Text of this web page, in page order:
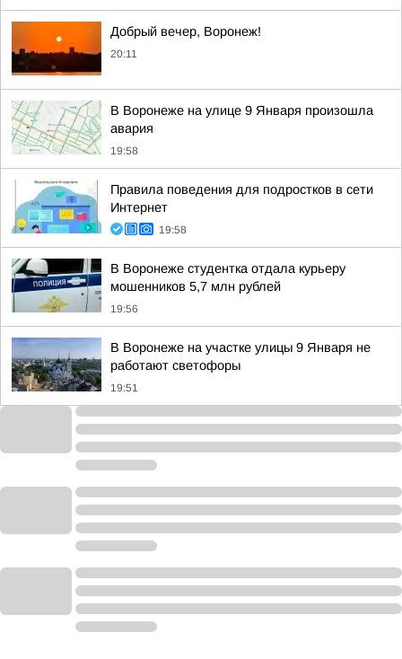
Добрый вечер, Воронеж!
20:11
В Воронеже на улице 9 Января произошла
авария
19:58
Правила поведения для подростков в сети
Интернет
19:58
В Воронеже студентка отдала курьеру
мошенников 5,7 млн рублей
19:56
В Воронеже на участке улицы 9 Января не
работают светофоры
19:51